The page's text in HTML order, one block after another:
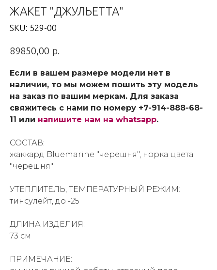
ЖАКЕТ "ДЖУЛЬЕТТА"
SKU: 529-00
89850,00 р.
Если в вашем размере модели нет в
наличии, то мы можем пошить эту модель
на заказ по вашим меркам. Для заказа
свяжитесь с нами по номеру +7-914-888-68-
11 или напишите нам на whatsapp.
СОСТАВ:
жаккард Bluemarine "черешня", норка цвета
"черешня"
УТЕПЛИТЕЛЬ, ТЕМПЕРАТУРНЫЙ РЕЖИМ:
тинсулейт, до -25
ДЛИНА ИЗДЕЛИЯ:
73 см
ПРИМЕЧАНИЕ: